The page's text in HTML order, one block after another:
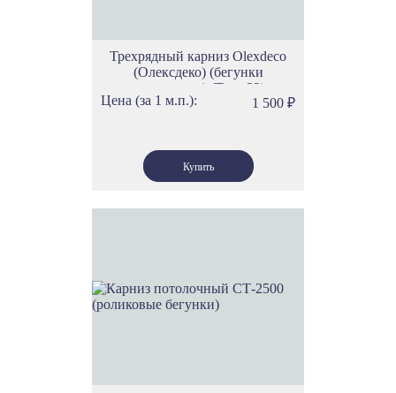
Трехрядный карниз Olexdeco
(Олексдеко) (бегунки
скольжения) (Трек 32)
Цена (за 1 м.п.):
1 500 ₽